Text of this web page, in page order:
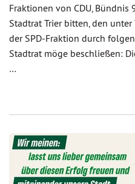
Fraktionen von CDU, Bündnis
Stadtrat Trier bitten, den
der SPD-Fraktion durch
Stadtrat möge beschließen:
…